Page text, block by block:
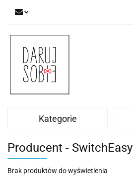
Kategorie
Producent - SwitchEasy
Brak produktów do wyświetlenia